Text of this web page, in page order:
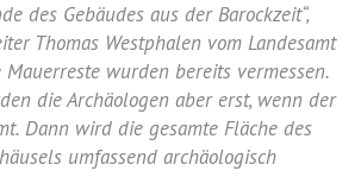
des Gebäudes aus der Barockzeit“,
Thomas Westphalen vom Landesamt
wurden bereits vermessen.
die Archäologen aber erst, wenn der
Dann wird die gesamte Fläche des
umfassend archäologisch